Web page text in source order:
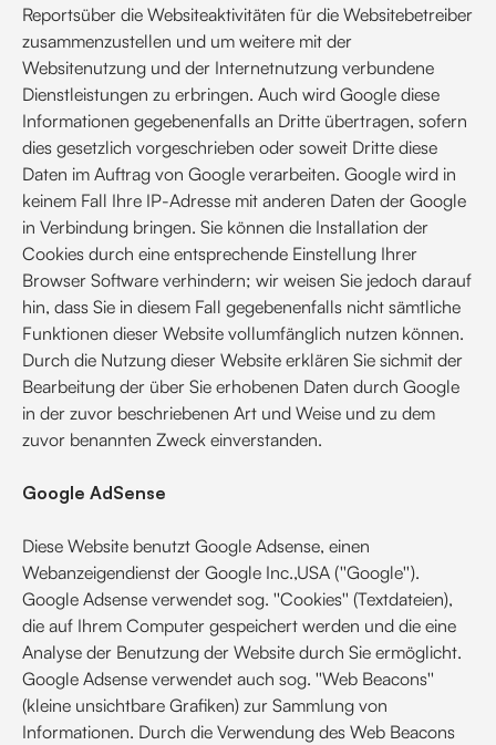
Reportsüber die Websiteaktivitäten für die Websitebetreiber
zusammenzustellen und um weitere mit der
Websitenutzung und der Internetnutzung verbundene
Dienstleistungen zu erbringen. Auch wird Google diese
Informationen gegebenenfalls an Dritte übertragen, sofern
dies gesetzlich vorgeschrieben oder soweit Dritte diese
Daten im Auftrag von Google verarbeiten. Google wird in
keinem Fall Ihre IP-Adresse mit anderen Daten der Google
in Verbindung bringen. Sie können die Installation der
Cookies durch eine entsprechende Einstellung Ihrer
Browser Software verhindern; wir weisen Sie jedoch darauf
hin, dass Sie in diesem Fall gegebenenfalls nicht sämtliche
Funktionen dieser Website vollumfänglich nutzen können.
Durch die Nutzung dieser Website erklären Sie sichmit der
Bearbeitung der über Sie erhobenen Daten durch Google
in der zuvor beschriebenen Art und Weise und zu dem
zuvor benannten Zweck einverstanden.
Google AdSense
Diese Website benutzt Google Adsense, einen
Webanzeigendienst der Google Inc.,USA (''Google'').
Google Adsense verwendet sog. ''Cookies'' (Textdateien),
die auf Ihrem Computer gespeichert werden und die eine
Analyse der Benutzung der Website durch Sie ermöglicht.
Google Adsense verwendet auch sog. ''Web Beacons''
(kleine unsichtbare Grafiken) zur Sammlung von
Informationen. Durch die Verwendung des Web Beacons